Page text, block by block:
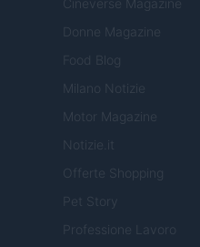
Cineverse Magazine
Donne Magazine
Food Blog
Milano Notizie
Motor Magazine
Notizie.it
Offerte Shopping
Pet Story
Professione Lavoro